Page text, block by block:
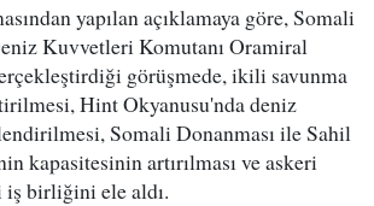
yapılan açıklamaya göre, Somali
Kuvvetleri Komutanı Oramiral
görüşmede, ikili savunma
Hint Okyanusu'nda deniz
Somali Donanması ile Sahil
kapasitesinin artırılması ve askeri
iş birliğini ele aldı.